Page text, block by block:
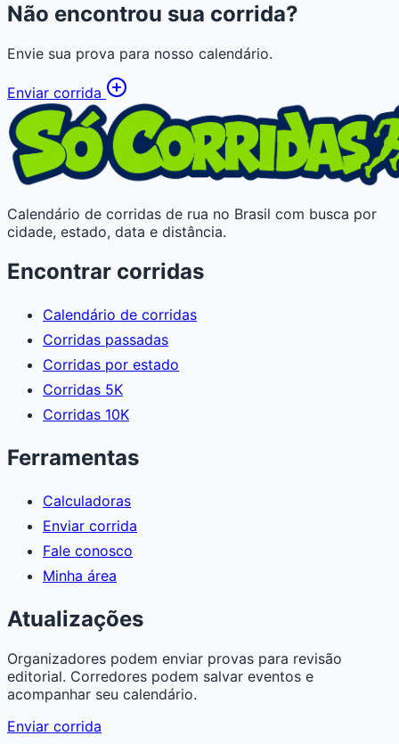
Não encontrou sua corrida?
Envie sua prova para nosso calendário.
Enviar corrida
Calendário de corridas de rua no Brasil com busca por
cidade, estado, data e distância.
Encontrar corridas
Calendário de corridas
Corridas passadas
Corridas por estado
Corridas 5K
Corridas 10K
Ferramentas
Calculadoras
Enviar corrida
Fale conosco
Minha área
Atualizações
Organizadores podem enviar provas para revisão
editorial. Corredores podem salvar eventos e
acompanhar seu calendário.
Enviar corrida